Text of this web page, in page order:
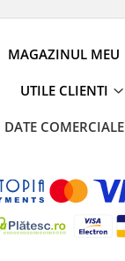
MAGAZINUL MEU
UTILE CLIENTI
DATE COMERCIALE